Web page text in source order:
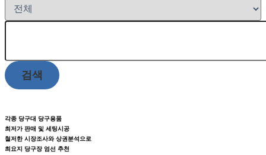
검색
각종 당구대 당구용품
최저가 판매 및 세팅시공
철저한 시장조사와 상권분석으로
최요지 당구장 엄선 추천